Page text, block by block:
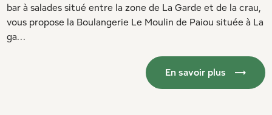
bar à salades situé entre la zone de La Garde et de la crau,
vous propose la Boulangerie Le Moulin de Paiou située à La
ga...
En savoir plus